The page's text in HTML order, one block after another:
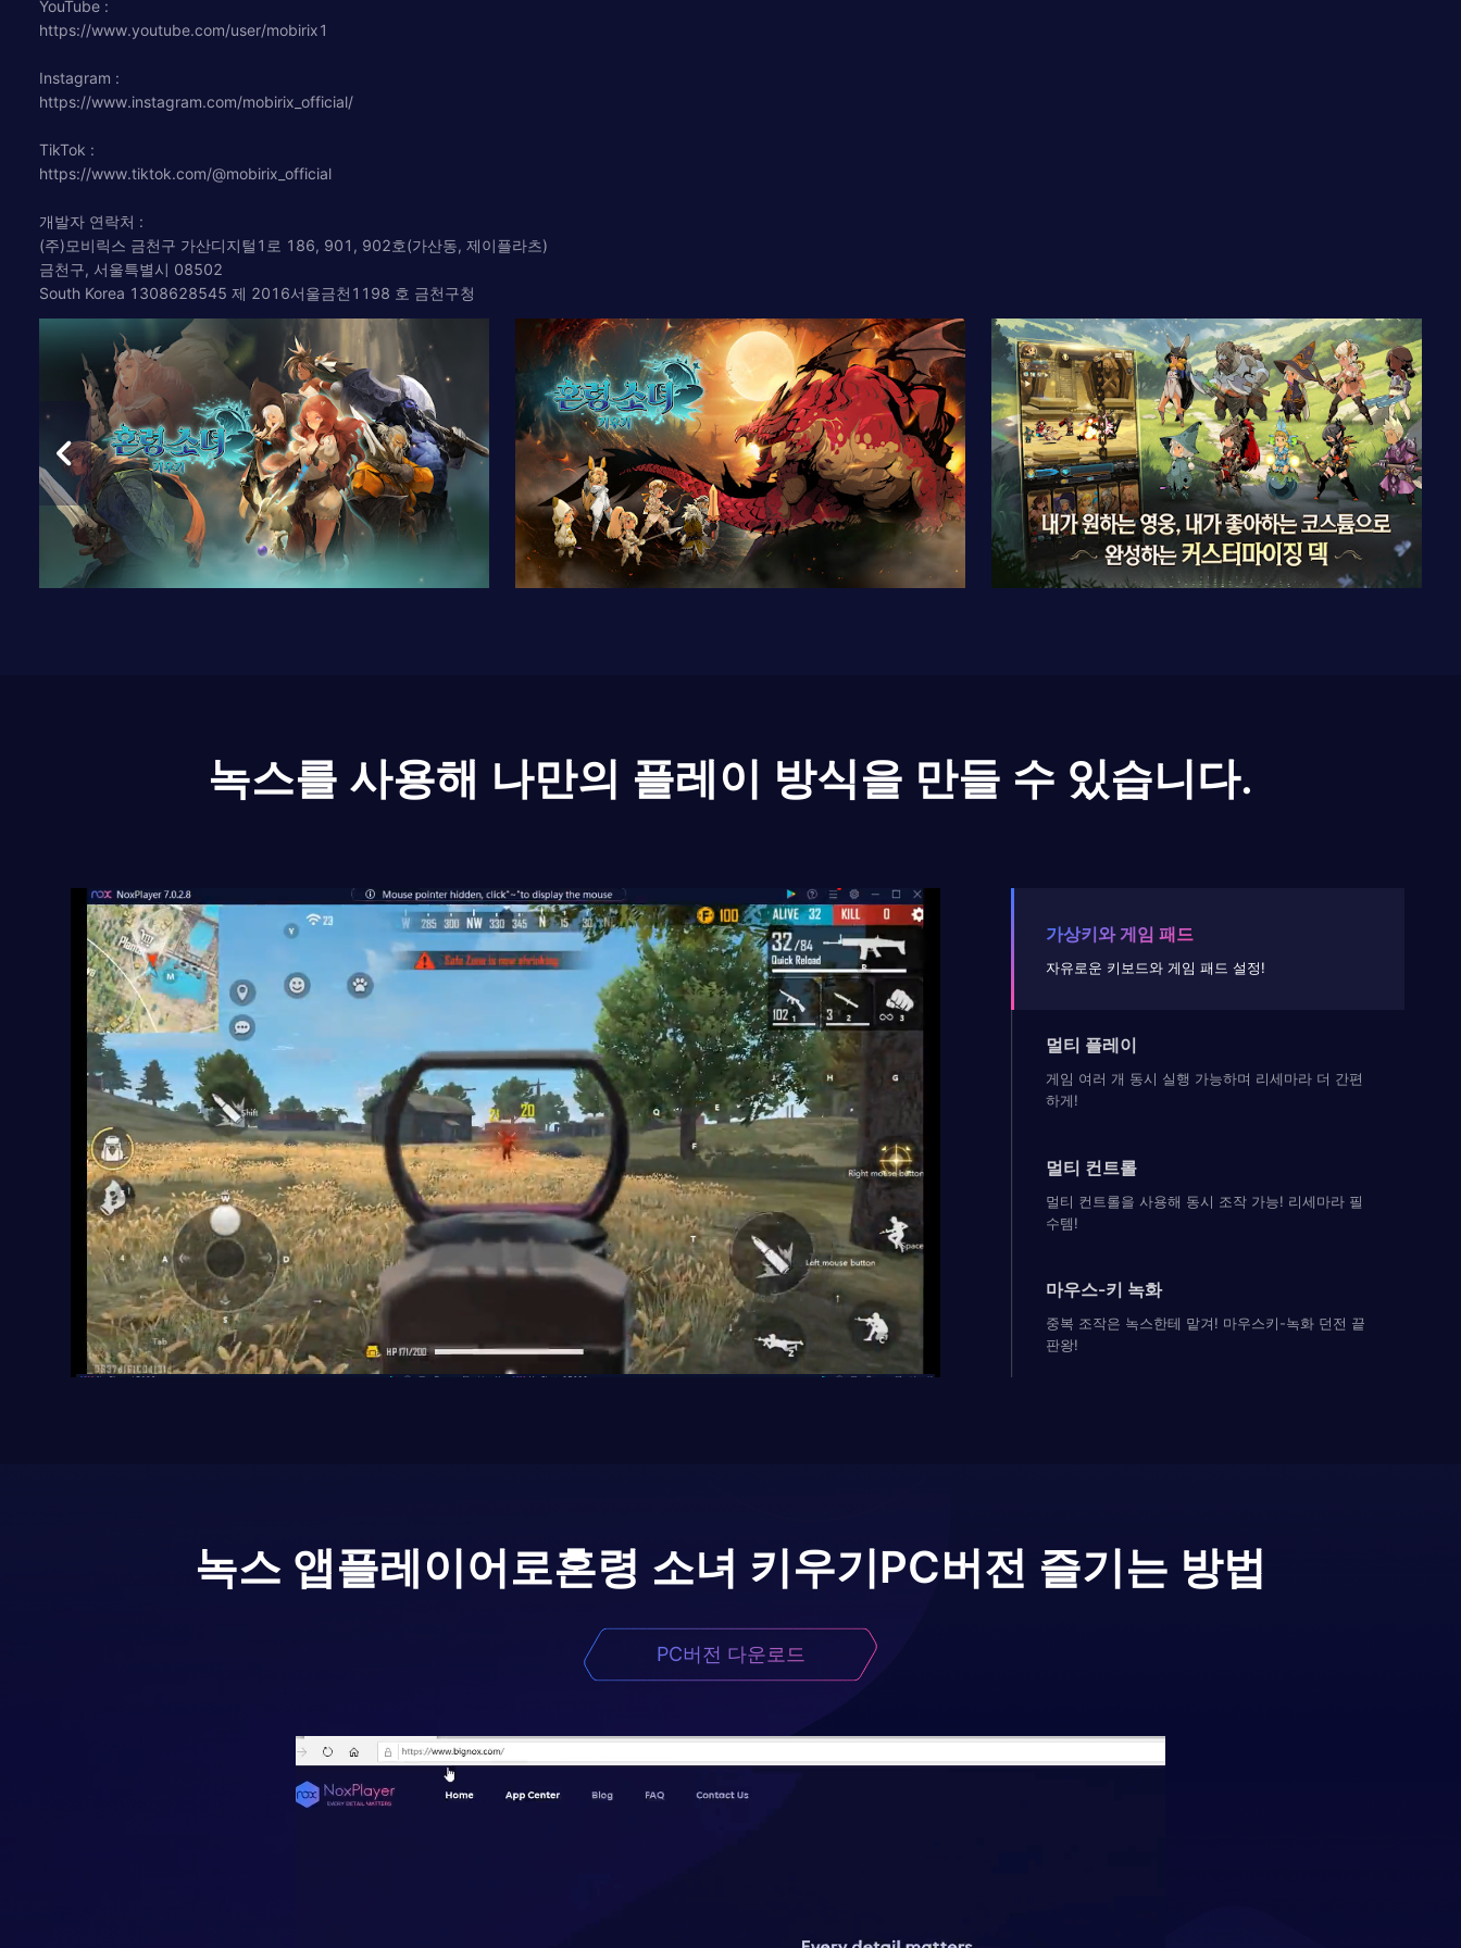
YouTube :
https://www.youtube.com/user/mobirix1
Instagram :
https://www.instagram.com/mobirix_official/
TikTok :
https://www.tiktok.com/@mobirix_official
개발자 연락처 :
(주)모비릭스 금천구 가산디지털1로 186, 901, 902호(가산동, 제이플라츠)
금천구, 서울특별시 08502
South Korea 1308628545 제 2016서울금천1198 호 금천구청
녹스를 사용해 나만의 플레이 방식을 만들 수 있습니다.
가상키와 게임 패드
자유로운 키보드와 게임 패드 설정!
멀티 플레이
게임 여러 개 동시 실행 가능하며 리세마라 더 간편
하게!
멀티 컨트롤
멀티 컨트롤을 사용해 동시 조작 가능! 리세마라 필
수템!
마우스-키 녹화
중복 조작은 녹스한테 맡겨! 마우스키-녹화 던전 끝
판왕!
녹스 앱플레이어로혼령 소녀 키우기PC버전 즐기는 방법
PC버전 다운로드